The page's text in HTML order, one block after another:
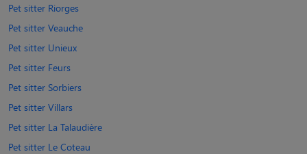
Pet sitter Riorges
Pet sitter Veauche
Pet sitter Unieux
Pet sitter Feurs
Pet sitter Sorbiers
Pet sitter Villars
Pet sitter La Talaudière
Pet sitter Le Coteau